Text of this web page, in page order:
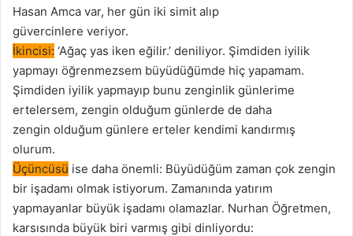
Hasan Amca var, her gün iki simit alıp
güvercinlere veriyor.
İkincisi: ‘Ağaç yas iken eğilir.’ deniliyor. Şimdiden iyilik
yapmayı öğrenmezsem büyüdüğümde hiç yapamam.
Şimdiden iyilik yapmayıp bunu zenginlik günlerime
ertelersem, zengin olduğum günlerde de daha
zengin olduğum günlere erteler kendimi kandırmış
olurum.
Üçüncüsü ise daha önemli: Büyüdüğüm zaman çok zengin
bir işadamı olmak istiyorum. Zamanında yatırım
yapmayanlar büyük işadamı olamazlar. Nurhan Öğretmen,
karsısında büyük biri varmış gibi dinliyordu: